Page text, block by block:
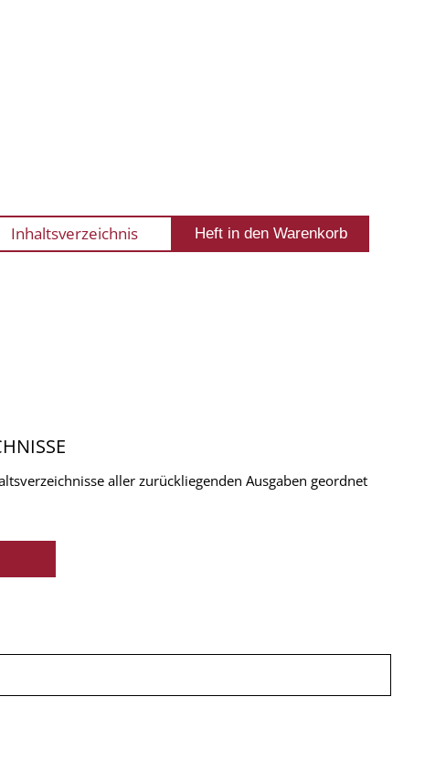
Inhaltsverzeichnis
aller zurückliegenden Ausgaben geordnet